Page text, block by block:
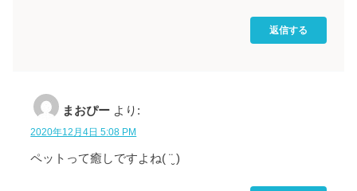
返信する
まおぴー より:
2020年12月4日 5:08 PM
ペットって癒しですよね( ¨̮ )